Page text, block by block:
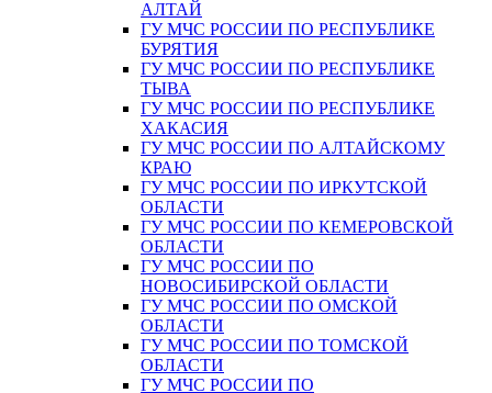
АЛТАЙ
ГУ МЧС РОССИИ ПО РЕСПУБЛИКЕ
БУРЯТИЯ
ГУ МЧС РОССИИ ПО РЕСПУБЛИКЕ
ТЫВА
ГУ МЧС РОССИИ ПО РЕСПУБЛИКЕ
ХАКАСИЯ
ГУ МЧС РОССИИ ПО АЛТАЙСКОМУ
КРАЮ
ГУ МЧС РОССИИ ПО ИРКУТСКОЙ
ОБЛАСТИ
ГУ МЧС РОССИИ ПО КЕМЕРОВСКОЙ
ОБЛАСТИ
ГУ МЧС РОССИИ ПО
НОВОСИБИРСКОЙ ОБЛАСТИ
ГУ МЧС РОССИИ ПО ОМСКОЙ
ОБЛАСТИ
ГУ МЧС РОССИИ ПО ТОМСКОЙ
ОБЛАСТИ
ГУ МЧС РОССИИ ПО